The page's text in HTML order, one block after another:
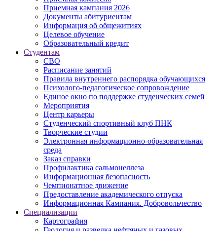
Приемная кампания 2026
Дoкументы абитуриентам
Информация об общежитиях
Целевое обучение
Образовательный кредит
Студентам
СВО
Расписание занятий
Правила внутреннего распорядка обучающихся
Психолого-педагогическое сопровождение
Единое окно по поддержке студенческих семей
Мероприятия
Центр карьеры
Студенческий спортивный клуб ПНК
Творческие студии
Электронная информационно-образовательная
среда
Заказ справки
Профилактика сальмонеллеза
Информационная безопасность
Чемпионатное движение
Предоставление академического отпуска
Информационная Кампания. Добровольчество
Специализации
Картография